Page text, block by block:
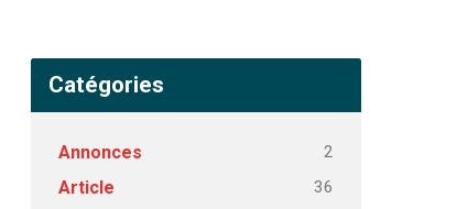
Catégories
Annonces 2
Article 36